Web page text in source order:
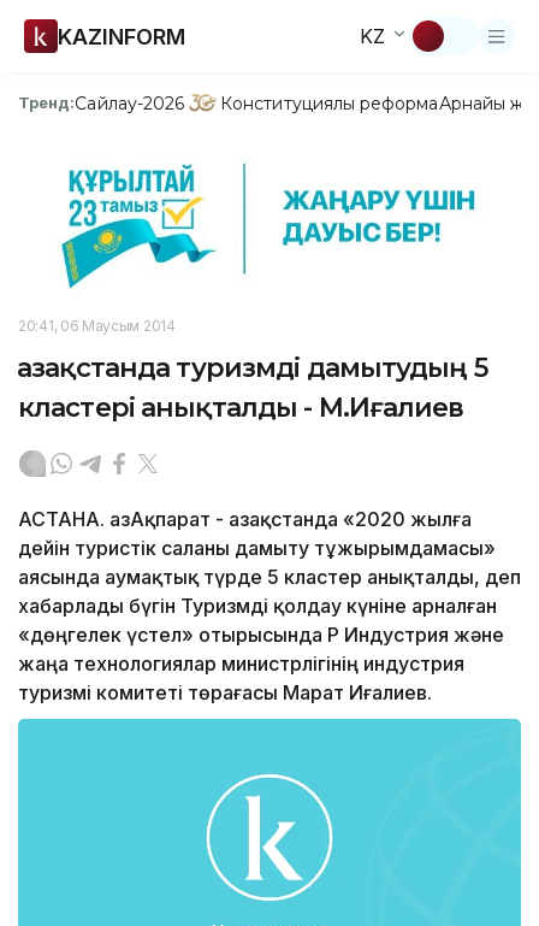
KAZINFORM KZ
Тренд:Сайлау-2026 Конституциялық реформаАрнайы
20:41, 06 Маусым 2014
Қазақстанда туризмді дамытудың 5
кластері анықталды - М.Иғалиев
АСТАНА. ҚазАқпарат - Қазақстанда «2020 жылға
дейін туристік саланы дамыту тұжырымдамасы»
аясында аумақтық түрде 5 кластер анықталды, деп
хабарлады бүгін Туризмді қолдау күніне арналған
«дөңгелек үстел» отырысында ҚР Индустрия және
жаңа технологиялар министрлігінің индустрия
туризмі комитеті төрағасы Марат Иғалиев.